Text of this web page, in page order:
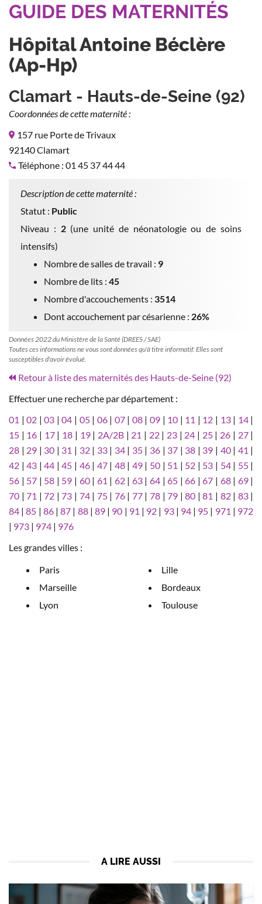
GUIDE DES MATERNITÉS
Hôpital Antoine Béclère
(Ap-Hp)
Clamart - Hauts-de-Seine (92)
Coordonnées de cette maternité :
157 rue Porte de Trivaux
92140 Clamart
Téléphone : 01 45 37 44 44
Description de cette maternité :
Statut : Public
Niveau : 2(une unité de néonatologie ou de soins
intensifs)
Nombre de salles de travail : 9
Nombre de lits : 45
Nombre d'accouchements : 3514
Dont accouchement par césarienne : 26%
Données 2022 du Ministère de la Santé (DREES / SAE)
Toutes ces informations ne vous sont données qu'à titre informatif. Elles sont
susceptibles d'avoir évolué.
Retour à liste des maternités des Hauts-de-Seine (92)
Effectuer une recherche par département :
01 |02 |03 |04 | 05| 06| 07| 08| 09 | 10 | 11 | 12 | 13| 14|
15 | 16 | 17| 18 | 19| 2A/2B| 21 | 22| 23 | 24 | 25| 26 | 27|
28 | 29 | 30 | 31 | 32| 33| 34| 35| 36 | 37 | 38 | 39 | 40| 41 |
42 |43 |44 |45 | 46| 47| 48| 49| 50 | 51 | 52 | 53 | 54| 55|
56 | 57 | 58 | 59 | 60| 61 | 62| 63| 64 |65 |66 |67 | 68| 69|
70 |71 |72 |73 | 74| 75| 76| 77| 78 |79 |80 |81 | 82| 83|
84 |85 | 86|87 | 88| 89| 90 | 91 | 92 | 93| 94| 95 | 971 | 972
| 973 | 974 | 976
Les grandes villes :
Paris
Marseille
Lyon
Lille
Bordeaux
Toulouse
A LIRE AUSSI